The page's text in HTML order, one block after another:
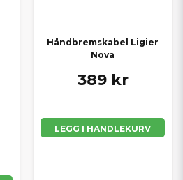
Håndbremskabel Ligier
Nova
389 kr
LEGG I HANDLEKURV